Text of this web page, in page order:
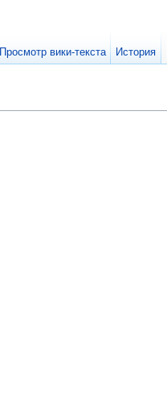
Просмотр вики-текста История